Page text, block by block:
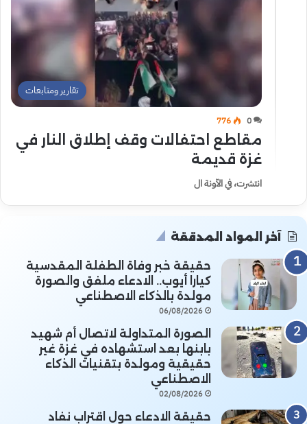
تقارير ومتابعات
0
776
مقاطع احتفالات وقف إطلاق النار في
غزة قديمة
انتشرت، في الآونة ال
آخر المواد المدققة
حقيقة خبر وفاة الطفلة المقدسية
كيارا أيوب.. الادعاء ملفق والصورة
مولدة بالذكاء الاصطناعي
06/08/2026
الصورة المتداولة لاتصال أم شهيد
بابنها بعد استشهاده في غزة غير
حقيقية ومولدة بتقنيات الذكاء
الاصطناعي
02/08/2026
حقيقة الادعاء حول اقتراب نفاد